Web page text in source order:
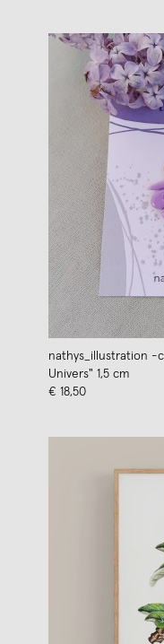
nathys_illustration -
Univers" 1,5 cm
€ 18,50